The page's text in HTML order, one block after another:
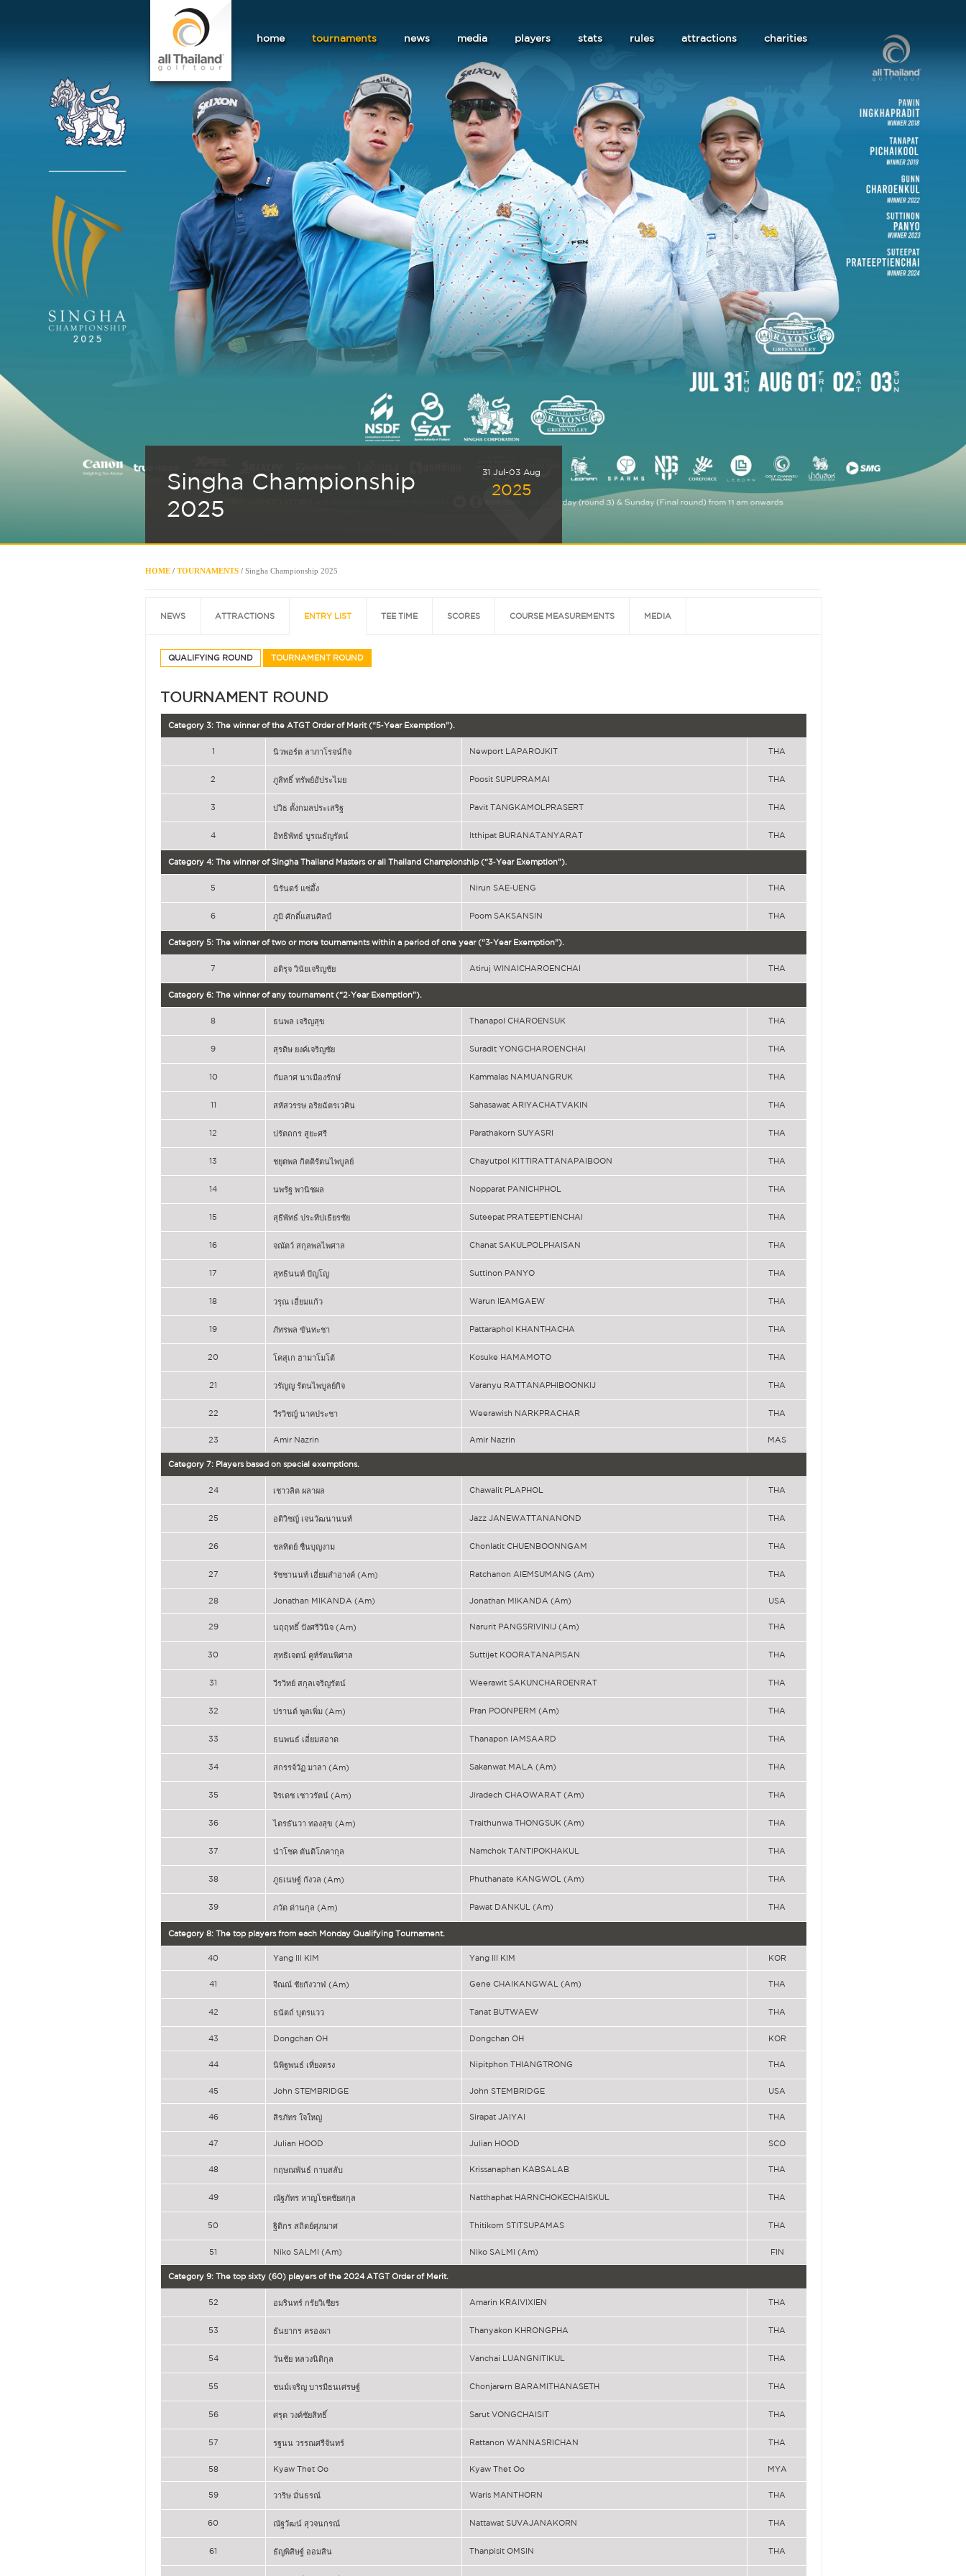
home tournaments news media players stats rules attractions charities
Singha Championship
2025
31 Jul-03 Aug
2025
HOME / TOURNAMENTS / Singha Championship 2025
NEWS ATTRACTIONS ENTRY LIST TEE TIME SCORES COURSE MEASUREMENTS MEDIA
QUALIFYING ROUND TOURNAMENT ROUND
TOURNAMENT ROUND
Category 3: The winner of the ATGT Order of Merit (“5‐Year Exemption”).
1 นิวพอร์ต ลาภาโรจน์กิจ Newport LAPAROJKIT THA
2 ภูสิทธิ์ ทรัพย์อัประไมย Poosit SUPUPRAMAI THA
3 ปวิธ ตั้งกมลประเสริฐ Pavit TANGKAMOLPRASERT THA
4 อิทธิพัทธ์ บูรณธัญรัตน์ Itthipat BURANATANYARAT THA
Category 4: The winner of Singha Thailand Masters or all Thailand Championship (“3‐Year Exemption”).
5 นิรันดร์ แซ่อึ้ง Nirun SAE-UENG THA
6 ภูมิ ศักดิ์แสนศิลป์ Poom SAKSANSIN THA
Category 5: The winner of two or more tournaments within a period of one year (“3‐Year Exemption”).
7 อติรุจ วินัยเจริญชัย Atiruj WINAICHAROENCHAI THA
Category 6: The winner of any tournament (“2‐Year Exemption”).
8 ธนพล เจริญสุข Thanapol CHAROENSUK THA
9 สุรดิษ ยงค์เจริญชัย Suradit YONGCHAROENCHAI THA
10 กัมลาศ นาเมืองรักษ์ Kammalas NAMUANGRUK THA
11 สหัสวรรษ อริยฉัตรเวคิน Sahasawat ARIYACHATVAKIN THA
12 ปรัตถกร สูยะศรี Parathakorn SUYASRI THA
13 ชยุตพล กิตติรัตนไพบูลย์ Chayutpol KITTIRATTANAPAIBOON THA
14 นพรัฐ พานิชผล Nopparat PANICHPHOL THA
15 สุธีพัทธ์ ประทีปเธียรชัย Suteepat PRATEEPTIENCHAI THA
16 จณัตว์ สกุลพลไพศาล Chanat SAKULPOLPHAISAN THA
17 สุทธินนท์ ปัญโญ Suttinon PANYO THA
18 วรุณ เอี่ยมแก้ว Warun IEAMGAEW THA
19 ภัทรพล ขันทะชา Pattaraphol KHANTHACHA THA
20 โคสุเก ฮามาโมโต้ Kosuke HAMAMOTO THA
21 วรัญญู รัตนไพบูลย์กิจ Varanyu RATTANAPHIBOONKIJ THA
22 วีรวิชญ์ นาคประชา Weerawish NARKPRACHAR THA
23 Amir Nazrin Amir Nazrin MAS
Category 7: Players based on special exemptions.
24 เชาวลิต ผลาผล Chawalit PLAPHOL THA
25 อติวิชญ์ เจนวัฒนานนท์ Jazz JANEWATTANANOND THA
26 ชลทิตย์ ชื่นบุญงาม Chonlatit CHUENBOONNGAM THA
27 รัชชานนท์ เอี่ยมสำอางค์ (Am) Ratchanon AIEMSUMANG (Am) THA
28 Jonathan MIKANDA (Am) Jonathan MIKANDA (Am) USA
29 นฤฤทธิ์ ปังศรีวินิจ (Am) Narurit PANGSRIVINIJ (Am) THA
30 สุทธิเจตน์ คูห์รัตนพิศาล Suttijet KOORATANAPISAN THA
31 วีรวิทย์ สกุลเจริญรัตน์ Weerawit SAKUNCHAROENRAT THA
32 ปรานต์ พูลเพิ่ม (Am) Pran POONPERM (Am) THA
33 ธนพนธ์ เอี่ยมสอาด Thanapon IAMSAARD THA
34 สกรรจ์วัฏ มาลา (Am) Sakanwat MALA (Am) THA
35 จิรเดช เชาวรัตน์ (Am) Jiradech CHAOWARAT (Am) THA
36 ไตรธันวา ทองสุข (Am) Traithunwa THONGSUK (Am) THA
37 นำโชค ตันติโภคากุล Namchok TANTIPOKHAKUL THA
38 ภูธเนษฐ์ กังวล (Am) Phuthanate KANGWOL (Am) THA
39 ภวัต ด่านกุล (Am) Pawat DANKUL (Am) THA
Category 8: The top players from each Monday Qualifying Tournament.
40 Yang Ill KIM Yang Ill KIM KOR
41 จีณณ์ ชัยกังวาฬ (Am) Gene CHAIKANGWAL (Am) THA
42 ธนัตถ์ บุตรแวว Tanat BUTWAEW THA
43 Dongchan OH Dongchan OH KOR
44 นิพิฐพนธ์ เที่ยงตรง Nipitphon THIANGTRONG THA
45 John STEMBRIDGE John STEMBRIDGE USA
46 สิรภัทร ใจใหญ่ Sirapat JAIYAI THA
47 Julian HOOD Julian HOOD SCO
48 กฤษณพันธ์ กาบสลับ Krissanaphan KABSALAB THA
49 ณัฐภัทร หาญโชคชัยสกุล Natthaphat HARNCHOKECHAISKUL THA
50 ฐิติกร สถิตย์ศุภมาศ Thitikorn STITSUPAMAS THA
51 Niko SALMI (Am) Niko SALMI (Am) FIN
Category 9: The top sixty (60) players of the 2024 ATGT Order of Merit.
52 อมรินทร์ กรัยวิเชียร Amarin KRAIVIXIEN THA
53 ธันยากร ครองผา Thanyakon KHRONGPHA THA
54 วันชัย หลวงนิติกุล Vanchai LUANGNITIKUL THA
55 ชนม์เจริญ บารมีธนเศรษฐ์ Chonjarern BARAMITHANASETH THA
56 ศรุต วงค์ชัยสิทธิ์ Sarut VONGCHAISIT THA
57 รฐนน วรรณศรีจันทร์ Rattanon WANNASRICHAN THA
58 Kyaw Thet Oo Kyaw Thet Oo MYA
59 วาริษ มั่นธรณ์ Waris MANTHORN THA
60 ณัฐวัฒน์ สุวจนกรณ์ Nattawat SUVAJANAKORN THA
61 ธัญพิสิษฐ์ ออมสิน Thanpisit OMSIN THA